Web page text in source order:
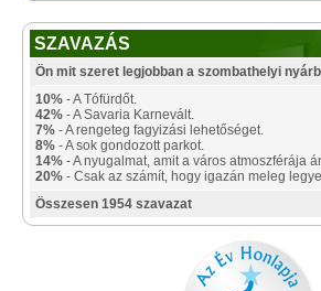
SZAVAZÁS
Ön mit szeret legjobban a szombathelyi
10% - A Tófürdőt.
42% - A Savaria Karnevált.
7% - A rengeteg fagyizási lehetőséget.
8% - A sok gondozott parkot.
14% - A nyugalmat, amit a város atmoszférája
20% - Csak az számít, hogy igazán meleg
Összesen 1954 szavazat